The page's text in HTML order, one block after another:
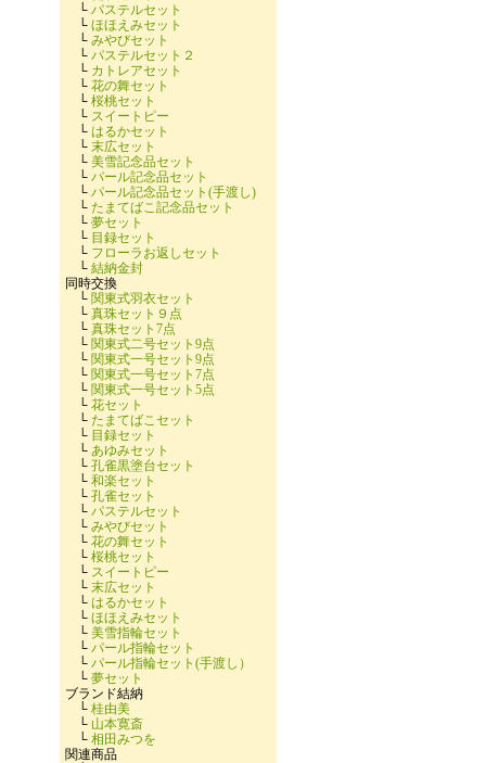
└ パステルセット
└ ほほえみセット
└ みやびセット
└ パステルセット２
└ カトレアセット
└ 花の舞セット
└ 桜桃セット
└ スイートピー
└ はるかセット
└ 末広セット
└ 美雪記念品セット
└ パール記念品セット
└ パール記念品セット(手渡し)
└ たまてばこ記念品セット
└ 夢セット
└ 目録セット
└ フローラお返しセット
└ 結納金封
同時交換
└ 関東式羽衣セット
└ 真珠セット９点
└ 真珠セット7点
└ 関東式二号セット9点
└ 関東式一号セット9点
└ 関東式一号セット7点
└ 関東式一号セット5点
└ 花セット
└ たまてばこセット
└ 目録セット
└ あゆみセット
└ 孔雀黒塗台セット
└ 和楽セット
└ 孔雀セット
└ パステルセット
└ みやびセット
└ 花の舞セット
└ 桜桃セット
└ スイートピー
└ 末広セット
└ はるかセット
└ ほほえみセット
└ 美雪指輪セット
└ パール指輪セット
└ パール指輪セット(手渡し）
└ 夢セット
ブランド結納
└ 桂由美
└ 山本寛斎
└ 相田みつを
関連商品